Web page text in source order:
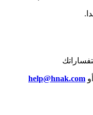
أو help@hnak.com